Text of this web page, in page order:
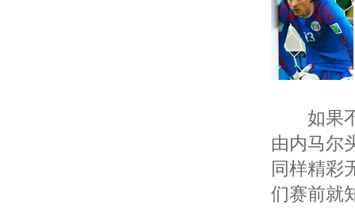
如果不
由内马尔
同样精彩
们赛前就